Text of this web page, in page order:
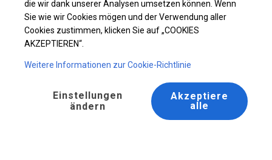
die wir dank unserer Analysen umsetzen können. Wenn
Sie wie wir Cookies mögen und der Verwendung aller
Cookies zustimmen, klicken Sie auf „COOKIES
AKZEPTIEREN“.
Weitere Informationen zur Cookie-Richtlinie
Einstellungen
ändern
Akzeptiere
alle